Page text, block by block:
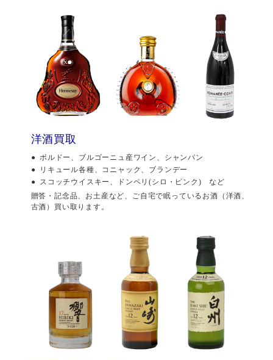
洋酒買取
ボルドー、ブルゴーニュ産ワイン、シャンパン
リキュール各種、コニャック、ブランデー
スコッチウイスキー、ドンペリ(シロ・ピンク) など
贈答・記念品、お土産など、ご自宅で眠っているお酒（洋酒、
古酒）買い取ります。